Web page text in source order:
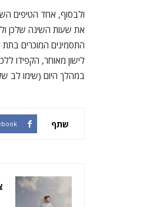
ולבסוף, אחד הטיפים
את שעות השינה שלכן
התסמינים המוכרים בתת
לישון מאוחר, הקפידו
במהלך היום (שימו לב
שתף